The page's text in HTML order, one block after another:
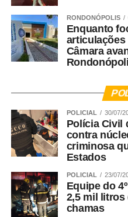
para bebês do berçário,
Pediatria, Fisioterapia e
forma planejada e
cognitivo, emocional
considerando as
Fadelito trabalha
é investir no
sociedade.
WhatsApp
Facebook
Twitter
RONDONÓPOLIS
Enquanto
articulações
Câmara
POLICIAL 30/07/
Polícia Civil
contra
criminosa
Estados
POLICIAL 23/07/
Equipe do
2,5 mil litros
chamas